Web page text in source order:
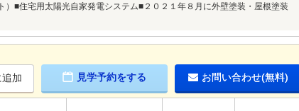
■住宅用太陽光自家発電システム■２０２１年８月に外壁塗装・屋根塗装
加 見学予約をする お問い合わせ(無料)